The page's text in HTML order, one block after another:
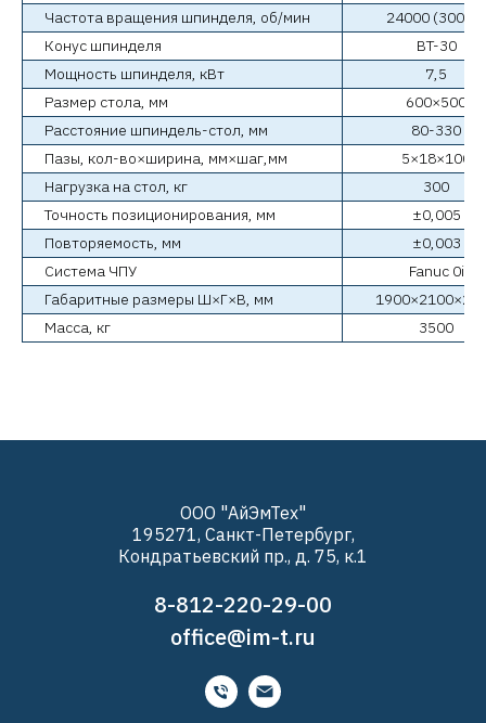
Частота вращения шпинделя, об/мин
24000 (30000)
Конус шпинделя
BT-30
Мощность шпинделя, кВт
7,5
Размер стола, мм
600×500
Расстояние шпиндель-стол, мм
80-330
Пазы, кол-во×ширина, мм×шаг,мм
5×18×100
Нагрузка на стол, кг
300
Точность позиционирования, мм
±0,005
Повторяемость, мм
±0,003
Система ЧПУ
Fanuc 0i
Габаритные размеры Ш×Г×В, мм
Масса, кг
3500
ООО "АйЭмТех"
195271, Санкт-Петербург,
Кондратьевский пр., д. 75, к.1
8-812-220-29-00
office@im-t.ru